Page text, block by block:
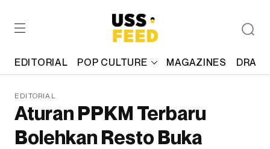
EDITORIAL POP CULTURE MAGAZINES
EDITORIAL
Aturan PPKM Terbaru
Bolehkan Resto Buka